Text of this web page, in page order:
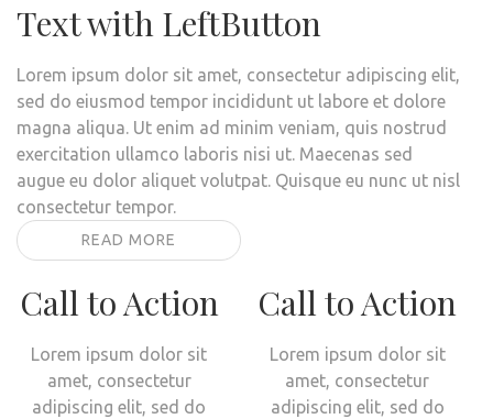
Text with LeftButton
Lorem ipsum dolor sit amet, consectetur adipiscing elit,
sed do eiusmod tempor incididunt ut labore et dolore
magna aliqua. Ut enim ad minim veniam, quis nostrud
exercitation ullamco laboris nisi ut. Maecenas sed
augue eu dolor aliquet volutpat. Quisque eu nunc ut nisl
consectetur tempor.
READ MORE
Call to Action
Lorem ipsum dolor sit
amet, consectetur
adipiscing elit, sed do
Call to Action
Lorem ipsum dolor sit
amet, consectetur
adipiscing elit, sed do